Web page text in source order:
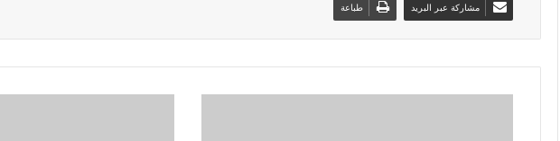
مشاركة عبر البريد طباعة